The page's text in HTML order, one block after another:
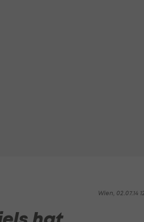
Wien, 02.07.14